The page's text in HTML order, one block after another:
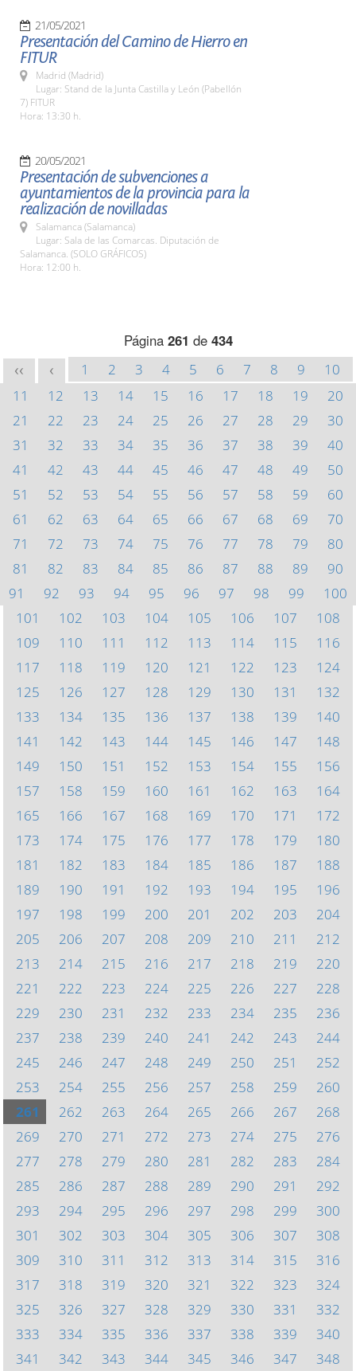
21/05/2021
Presentación del Camino de Hierro en
FITUR
Madrid (Madrid)
Lugar: Stand de la Junta Castilla y León (Pabellón
7) FITUR
Hora: 13:30 h.
20/05/2021
Presentación de subvenciones a
ayuntamientos de la provincia para la
realización de novilladas
Salamanca (Salamanca)
Lugar: Sala de las Comarcas. Diputación de
Salamanca. (SOLO GRÁFICOS)
Hora: 12:00 h.
Página 261 de 434
<< < 1 2 3 4 5 6 7 8 9
10
11
12 13 14 15 16 17 18 19
20
21
22 23 24 25 26 27 28 29
30
31
32 33 34 35 36 37 38 39
40
41
42 43 44 45 46 47 48 49
50
51
52 53 54 55 56 57 58 59
60
61
62 63 64 65 66 67 68 69
70
71
72 73 74 75 76 77 78 79
80
81
82 83 84 85 86 87 88 89
90
91
92 93 94 95 96 97 98 99
100
101
102 103 104 105 106 107
108
109
110 111 112 113 114 115
116
117
118 119 120 121 122 123
124
125
126 127 128 129 130 131
132
133
134 135 136 137 138 139
140
141
142 143 144 145 146 147
148
149
150 151 152 153 154 155
156
157
158 159 160 161 162 163
164
165
166 167 168 169 170 171
172
173
174 175 176 177 178 179
180
181
182 183 184 185 186 187
188
189
190 191 192 193 194 195
196
197
198 199 200 201 202 203
204
205
206 207 208 209 210 211
212
213
214 215 216 217 218 219
220
221
222 223 224 225 226 227
228
229
230 231 232 233 234 235
236
237
238 239 240 241 242 243
244
245
246 247 248 249 250 251
252
253
254 255 256 257 258 259
260
261
262 263 264 265 266 267
268
269
270 271 272 273 274 275
276
277
278 279 280 281 282 283
284
285
286 287 288 289 290 291
292
293
294 295 296 297 298 299
300
301
302 303 304 305 306 307
308
309
310 311 312 313 314 315
316
317
318 319 320 321 322 323
324
325
326 327 328 329 330 331
332
333
334 335 336 337 338 339
340
341
342 343 344 345 346 347 348